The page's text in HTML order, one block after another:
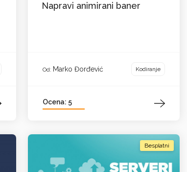
Napravi animirani baner
Od: Marko Đorđević Kodiranje
Ocena: 5
Besplatni